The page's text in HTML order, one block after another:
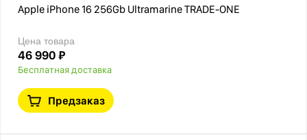
Apple iPhone 16 256Gb Ultramarine TRADE-ONE
Цена товара
46 990 ₽
Бесплатная доставка
Предзаказ